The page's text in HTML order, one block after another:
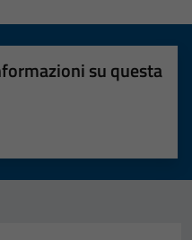
su questa
5